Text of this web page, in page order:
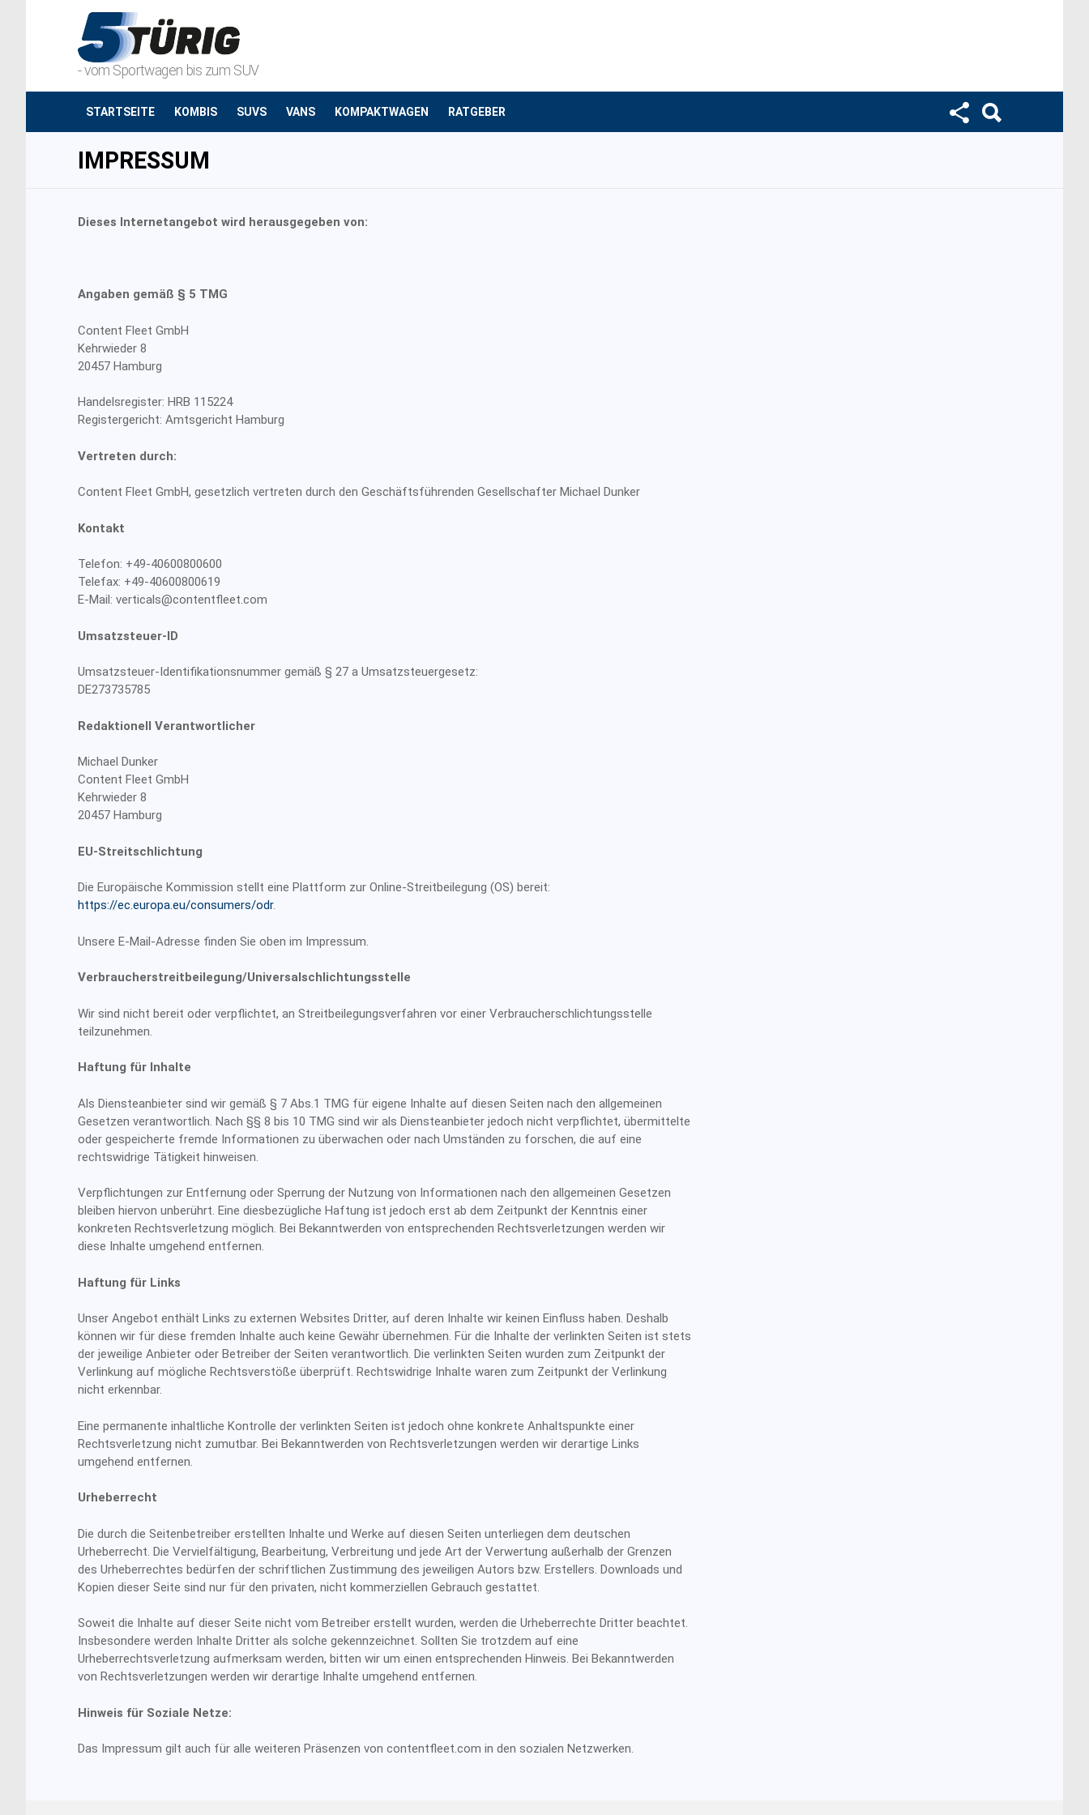
- vom Sportwagen bis zum SUV
STARTSEITE KOMBIS SUVS VANS KOMPAKTWAGEN RATGEBER
IMPRESSUM
Dieses Internetangebot wird herausgegeben von:
Angaben gemäß § 5 TMG
Content Fleet GmbH
Kehrwieder 8
20457 Hamburg
Handelsregister: HRB 115224
Registergericht: Amtsgericht Hamburg
Vertreten durch:
Content Fleet GmbH, gesetzlich vertreten durch den Geschäftsführenden Gesellschafter Michael Dunker
Kontakt
Telefon: +49-40600800600
Telefax: +49-40600800619
E-Mail: verticals@contentfleet.com
Umsatzsteuer-ID
Umsatzsteuer-Identifikationsnummer gemäß § 27 a Umsatzsteuergesetz:
DE273735785
Redaktionell Verantwortlicher
Michael Dunker
Content Fleet GmbH
Kehrwieder 8
20457 Hamburg
EU-Streitschlichtung
Die Europäische Kommission stellt eine Plattform zur Online-Streitbeilegung (OS) bereit:
https://ec.europa.eu/consumers/odr.
Unsere E-Mail-Adresse finden Sie oben im Impressum.
Verbraucher­streit­beilegung/Universal­schlichtungs­stelle
Wir sind nicht bereit oder verpflichtet, an Streitbeilegungsverfahren vor einer Verbraucherschlichtungsstelle
teilzunehmen.
Haftung für Inhalte
Als Diensteanbieter sind wir gemäß § 7 Abs.1 TMG für eigene Inhalte auf diesen Seiten nach den allgemeinen
Gesetzen verantwortlich. Nach §§ 8 bis 10 TMG sind wir als Diensteanbieter jedoch nicht verpflichtet, übermittelte
oder gespeicherte fremde Informationen zu überwachen oder nach Umständen zu forschen, die auf eine
rechtswidrige Tätigkeit hinweisen.
Verpflichtungen zur Entfernung oder Sperrung der Nutzung von Informationen nach den allgemeinen Gesetzen
bleiben hiervon unberührt. Eine diesbezügliche Haftung ist jedoch erst ab dem Zeitpunkt der Kenntnis einer
konkreten Rechtsverletzung möglich. Bei Bekanntwerden von entsprechenden Rechtsverletzungen werden wir
diese Inhalte umgehend entfernen.
Haftung für Links
Unser Angebot enthält Links zu externen Websites Dritter, auf deren Inhalte wir keinen Einfluss haben. Deshalb
können wir für diese fremden Inhalte auch keine Gewähr übernehmen. Für die Inhalte der verlinkten Seiten ist stets
der jeweilige Anbieter oder Betreiber der Seiten verantwortlich. Die verlinkten Seiten wurden zum Zeitpunkt der
Verlinkung auf mögliche Rechtsverstöße überprüft. Rechtswidrige Inhalte waren zum Zeitpunkt der Verlinkung
nicht erkennbar.
Eine permanente inhaltliche Kontrolle der verlinkten Seiten ist jedoch ohne konkrete Anhaltspunkte einer
Rechtsverletzung nicht zumutbar. Bei Bekanntwerden von Rechtsverletzungen werden wir derartige Links
umgehend entfernen.
Urheberrecht
Die durch die Seitenbetreiber erstellten Inhalte und Werke auf diesen Seiten unterliegen dem deutschen
Urheberrecht. Die Vervielfältigung, Bearbeitung, Verbreitung und jede Art der Verwertung außerhalb der Grenzen
des Urheberrechtes bedürfen der schriftlichen Zustimmung des jeweiligen Autors bzw. Erstellers. Downloads und
Kopien dieser Seite sind nur für den privaten, nicht kommerziellen Gebrauch gestattet.
Soweit die Inhalte auf dieser Seite nicht vom Betreiber erstellt wurden, werden die Urheberrechte Dritter beachtet.
Insbesondere werden Inhalte Dritter als solche gekennzeichnet. Sollten Sie trotzdem auf eine
Urheberrechtsverletzung aufmerksam werden, bitten wir um einen entsprechenden Hinweis. Bei Bekanntwerden
von Rechtsverletzungen werden wir derartige Inhalte umgehend entfernen.
Hinweis für Soziale Netze:
Das Impressum gilt auch für alle weiteren Präsenzen von contentfleet.com in den sozialen Netzwerken.